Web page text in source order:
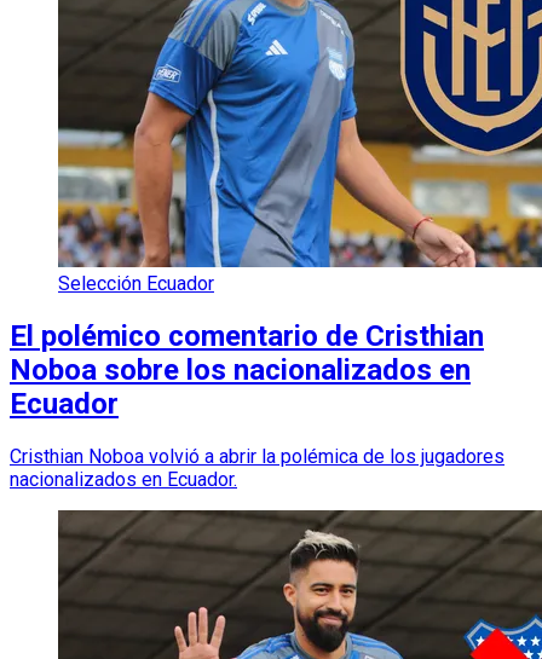
Selección Ecuador
El polémico comentario de Cristhian
Noboa sobre los nacionalizados en
Ecuador
Cristhian Noboa volvió a abrir la polémica de los jugadores
nacionalizados en Ecuador.